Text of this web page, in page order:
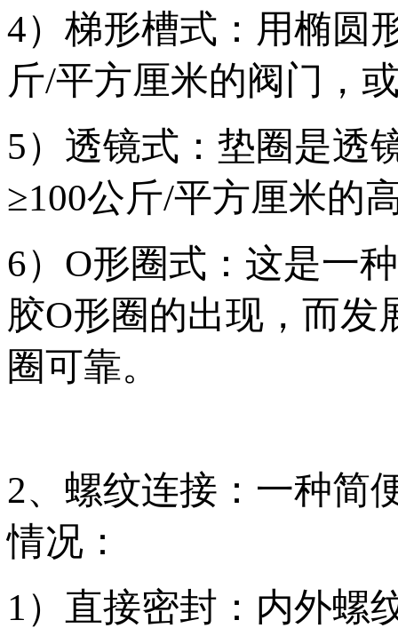
4）梯形槽式：用椭圆
斤/平方厘米的阀门，
5）透镜式：垫圈是透
≥100公斤/平方厘米的
6）O形圈式：这是一
胶O形圈的出现，而
圈可靠。
2、螺纹连接：一种简
情况：
1）直接密封：内外螺